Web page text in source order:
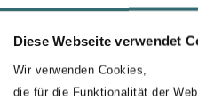
Diese Webseite verwendet
Wir verwenden Cookies,
die für die Funktionalität der